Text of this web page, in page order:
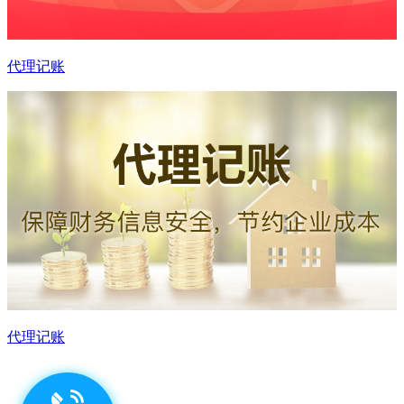
代理记账
代理记账